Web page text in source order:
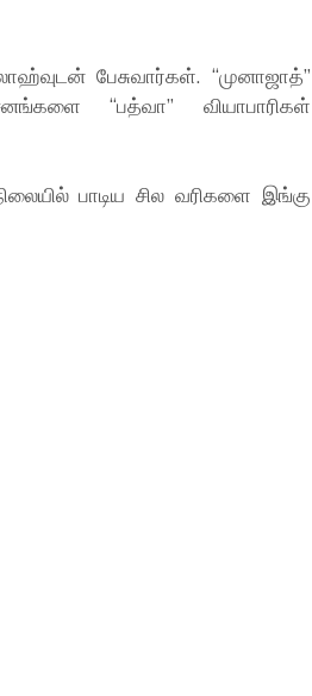
பேசுவார்கள். “முனாஜாத்”
“பத்வா” வியாபாரிகள்
பாடிய சில வரிகளை இங்கு